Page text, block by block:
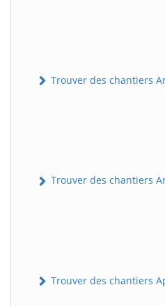
Trouver des chantiers
Trouver des chantiers
Trouver des chantiers